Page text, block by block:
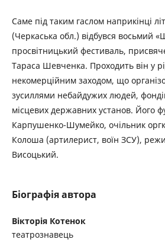
Саме під таким гаслом наприкінці
(Черкаська обл.) відбувся восьмий
просвітницький фестиваль,
Тараса Шевченка. Проходить він у
некомерційним заходом, що
зусиллями небайдужих людей,
місцевих державних установ. Його
Карпушенко-Шумейко, очільник
Колоша (артилерист, воїн ЗСУ),
Висоцький.
Біографія автора
Вікторія Котенок
театрознавець